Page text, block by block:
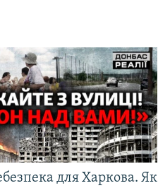
для Харкова. Як